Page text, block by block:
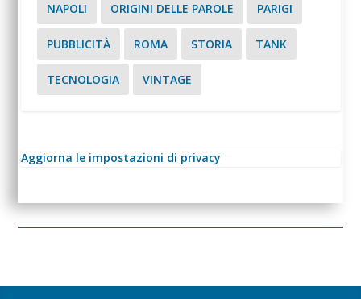
NAPOLI ORIGINI DELLE PAROLE PARIGI
PUBBLICITÀ ROMA STORIA TANK
TECNOLOGIA VINTAGE
Aggiorna le impostazioni di privacy